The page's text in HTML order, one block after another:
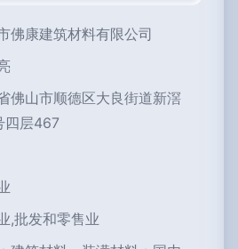
佛康建筑材料有限公司
佛山市顺德区大良街道新滘
四层467
,批发和零售业